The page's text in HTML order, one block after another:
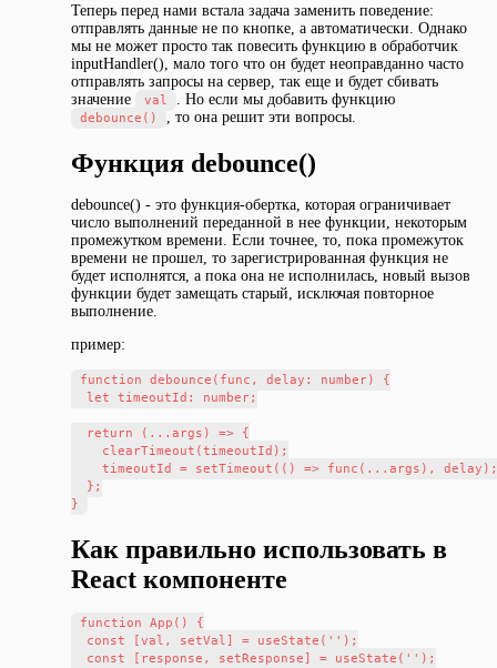
Теперь перед нами встала задача заменить поведение:
отправлять данные не по кнопке, а автоматически. Однако
мы не может просто так повесить функцию в обработчик
inputHandler(), мало того что он будет неоправданно часто
отправлять запросы на сервер, так еще и будет сбивать
значение
val . Но если мы добавить функцию
debounce() , то она решит эти вопросы.
Функция debounce()
debounce() - это функция-обертка, которая ограничивает
число выполнений переданной в нее функции, некоторым
промежутком времени. Если точнее, то, пока промежуток
времени не прошел, то зарегистрированная функция не
будет исполнятся, а пока она не исполнилась, новый вызов
функции будет замещать старый, исключая повторное
выполнение.
пример:
function debounce(func, delay: number) {
  let timeoutId: number;
  return (...args) => {
    clearTimeout(timeoutId);
    timeoutId = setTimeout(() => func(...args), delay);
  };
Как правильно использовать в
React компоненте
function App() {
  const [val, setVal] = useState('');
  const [response, setResponse] = useState('');